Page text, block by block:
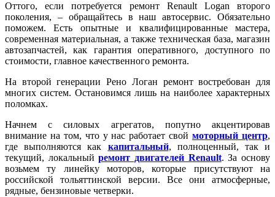
Оттого, если потребуется ремонт Renault Logan второго
поколения, – обращайтесь в наш автосервис. Обязательно
поможем. Есть опытные и квалифицированные мастера,
современная материальная, а также техническая база, магазин
автозапчастей, как гарантия оперативного, доступного по
стоимости, главное качественного ремонта.
На второй генерации Рено Логан ремонт востребован для
многих систем. Остановимся лишь на наиболее характерных
поломках.
Начнем с силовых агрегатов, попутно акцентировав
внимание на том, что у нас работает своймоторный центр,
где выполняются как капитальный, полноценный, так и
текущий, локальныйремонт двигателей Renault. За основу
возьмем ту линейку моторов, которые присутствуют на
российской тольяттинской версии. Все они атмосферные,
рядные, бензиновые четверки.